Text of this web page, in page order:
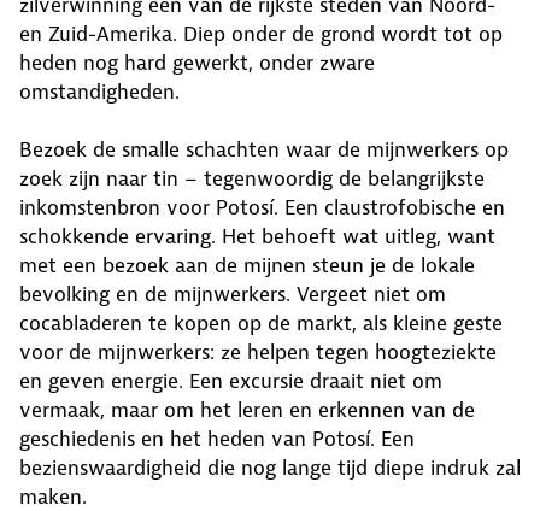
en Zuid-Amerika. Diep onder de grond wordt tot op
heden nog hard gewerkt, onder zware
omstandigheden.
Bezoek de smalle schachten waar de mijnwerkers op
zoek zijn naar tin – tegenwoordig de belangrijkste
inkomstenbron voor Potosí. Een claustrofobische en
schokkende ervaring. Het behoeft wat uitleg, want
met een bezoek aan de mijnen steun je de lokale
bevolking en de mijnwerkers. Vergeet niet om
cocabladeren te kopen op de markt, als kleine geste
voor de mijnwerkers: ze helpen tegen hoogteziekte
en geven energie. Een excursie draait niet om
vermaak, maar om het leren en erkennen van de
geschiedenis en het heden van Potosí. Een
bezienswaardigheid die nog lange tijd diepe indruk zal
maken.